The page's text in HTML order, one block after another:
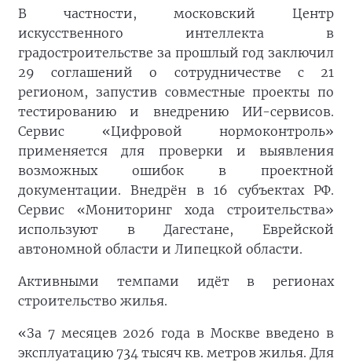
В частности, московский Центр
искусственного интеллекта в
градостроительстве за прошлый год заключил
29 соглашений о сотрудничестве с 21
регионом, запустив совместные проекты по
тестированию и внедрению ИИ-сервисов.
Сервис «Цифровой нормоконтроль»
применяется для проверки и выявления
возможных ошибок в проектной
документации. Внедрён в 16 субъектах РФ.
Сервис «Мониторинг хода строительства»
используют в Дагестане, Еврейской
автономной области и Липецкой области.
Активными темпами идёт в регионах
строительство жилья.
«За 7 месяцев 2026 года в Москве введено в
эксплуатацию 734 тысяч кв. метров жилья. Для